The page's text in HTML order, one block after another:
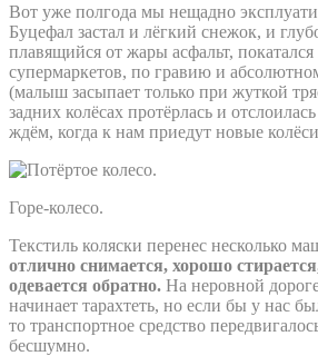
Вот уже полгода мы нещадно
Буцефал застал и лёгкий снежок, и
плавящийся от жары асфальт,
супермаркетов, по гравию и
(малыш засыпает только при жуткой
задних колёсах протёрлась и
ждём, когда к нам приедут новые
Горе-колесо.
Текстиль коляски перенес несколько
отлично снимается, хорошо
одевается обратно. На неровной
начинает тарахтеть, но если бы у нас
то транспортное средство
бесшумно.